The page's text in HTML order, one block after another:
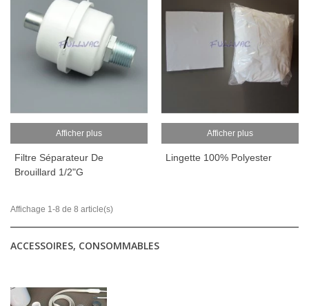
Afficher plus
Filtre Séparateur De
Brouillard 1/2"G
Afficher plus
Lingette 100% Polyester
Affichage 1-8 de 8 article(s)
ACCESSOIRES, CONSOMMABLES